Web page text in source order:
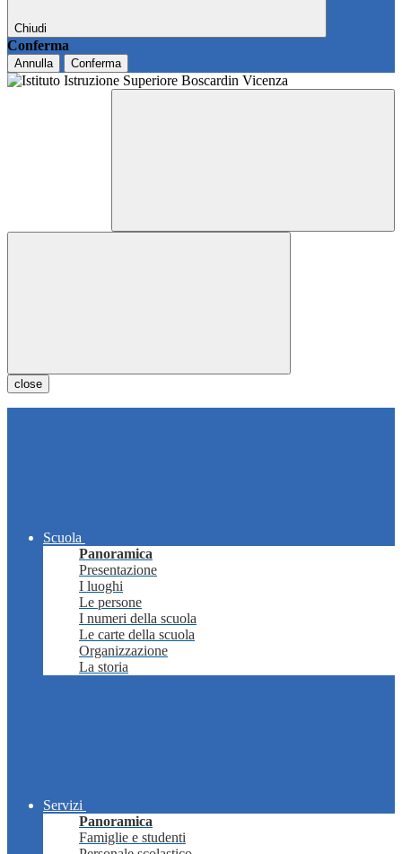
Chiudi
Conferma
Annulla Conferma
close
Scuola
Panoramica
Presentazione
I luoghi
Le persone
I numeri della scuola
Le carte della scuola
Organizzazione
La storia
Servizi
Panoramica
Famiglie e studenti